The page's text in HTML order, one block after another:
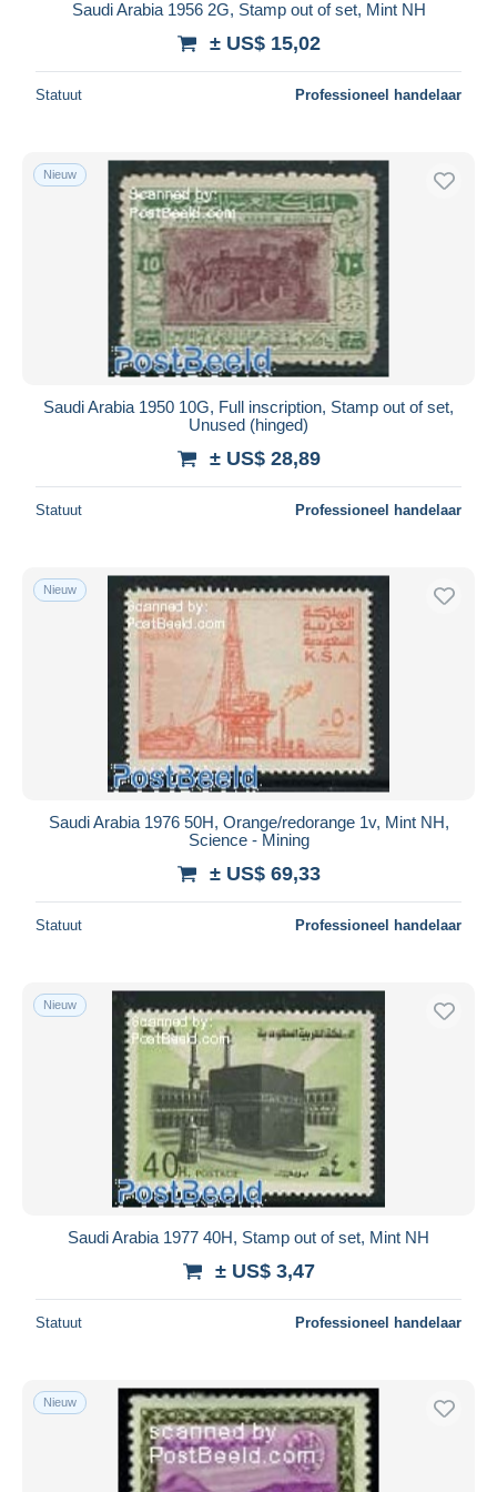
Saudi Arabia 1956 2G, Stamp out of set, Mint NH
± US$ 15,02
Statuut Professioneel handelaar
Nieuw
Saudi Arabia 1950 10G, Full inscription, Stamp out of set,
Unused (hinged)
± US$ 28,89
Statuut Professioneel handelaar
Nieuw
Saudi Arabia 1976 50H, Orange/redorange 1v, Mint NH,
Science - Mining
± US$ 69,33
Statuut Professioneel handelaar
Nieuw
Saudi Arabia 1977 40H, Stamp out of set, Mint NH
± US$ 3,47
Statuut Professioneel handelaar
Nieuw